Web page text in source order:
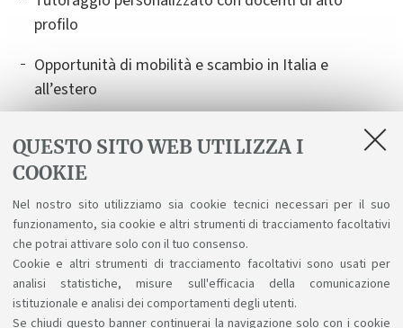
QUESTO SITO WEB UTILIZZA I
COOKIE
Nel nostro sito utilizziamo sia cookie tecnici necessari per il suo
funzionamento, sia cookie e altri strumenti di tracciamento facoltativi
che potrai attivare solo con il tuo consenso.
Cookie e altri strumenti di tracciamento facoltativi sono usati per
analisi statistiche, misure sull'efficacia della comunicazione
istituzionale e analisi dei comportamenti degli utenti.
Se chiudi questo banner continuerai la navigazione solo con i cookie
profilo
Opportunità di mobilità e scambio in Italia e
all’estero
Ilbando di ammissione di I ciclo
magistrale a ciclo unico dell’Università di Bologna. È
possibile candidarsientro il 12 giugno
Scopri come candidarti